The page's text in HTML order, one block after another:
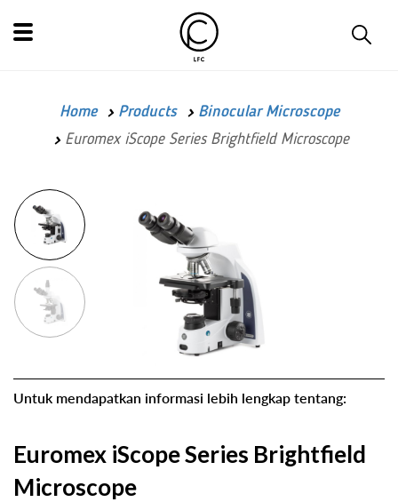
Home Products
Binocular Microscope
Euromex iScope Series Brightfield Microscope
Untuk mendapatkan informasi lebih lengkap tentang:
Euromex iScope Series Brightfield
Microscope